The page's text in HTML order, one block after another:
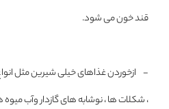
قند خون می شود.
- ازخوردن غذاهای خیلی شیرین مثل
، شکلات ها ، نوشابه های گازدار وآب